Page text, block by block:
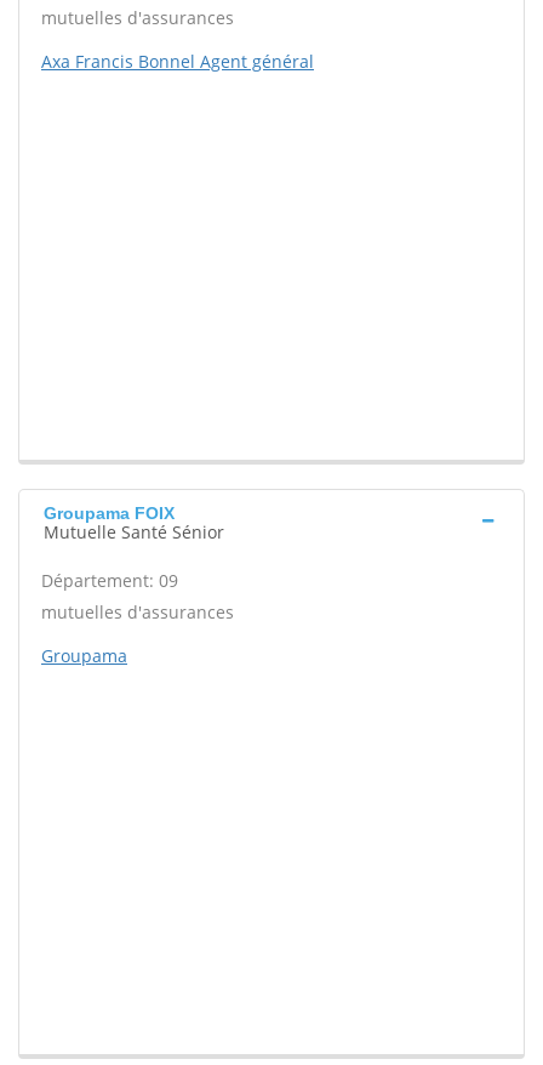
mutuelles d'assurances
Axa Francis Bonnel Agent général
Groupama FOIX
Mutuelle Santé Sénior
Département: 09
mutuelles d'assurances
Groupama